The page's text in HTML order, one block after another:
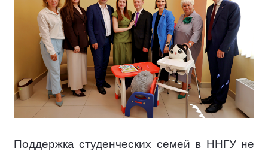
Поддержка студенческих семей в ННГУ не